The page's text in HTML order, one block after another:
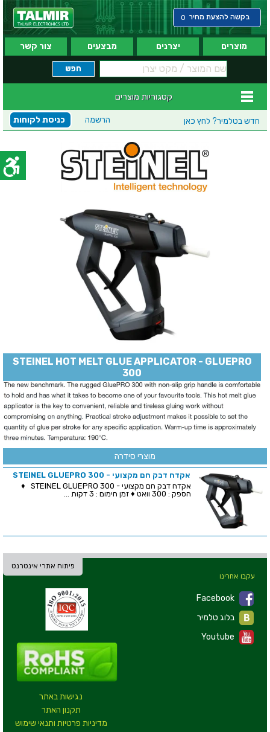
בקשה להצעת מחיר 0
מוצרים יצרנים מבצעים צור קשר
קטגוריות מוצרים
חדש בטלמיר? לחץ כאן כניסת לקוחות הרשמה
STEINEL HOT MELT GLUE APPLICATOR - GLUEPRO
300
מוצרי סידרה
אקדח דבק חם מקצועי - STEINEL GLUEPRO 300
אקדח דבק חם מקצועי - STEINEL GLUEPRO 300 ♦
הספק : 300 וואט ♦ זמן חימום : 3 דקות ...
פיתוח אתרי אינטרנט
נגישות באתר
תקנון האתר
מדיניות פרטיות ותנאי שימוש
עקבו אחרינו
Facebook
Youtube